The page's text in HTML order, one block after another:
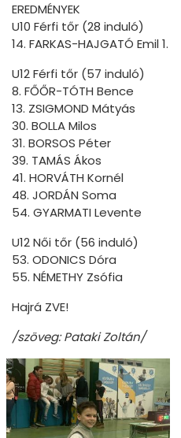
EREDMÉNYEK
U10 Férfi tőr (28 induló)
14. FARKAS-HAJGATÓ Emil 1.
U12 Férfi tőr (57 induló)
8. FŐŐR-TÓTH Bence
13. ZSIGMOND Mátyás
30. BOLLA Milos
31. BORSOS Péter
39. TAMÁS Ákos
41. HORVÁTH Kornél
48. JORDÁN Soma
54. GYARMATI Levente
U12 Női tőr (56 induló)
53. ODONICS Dóra
55. NÉMETHY Zsófia
Hajrá ZVE!
/szöveg: Pataki Zoltán/